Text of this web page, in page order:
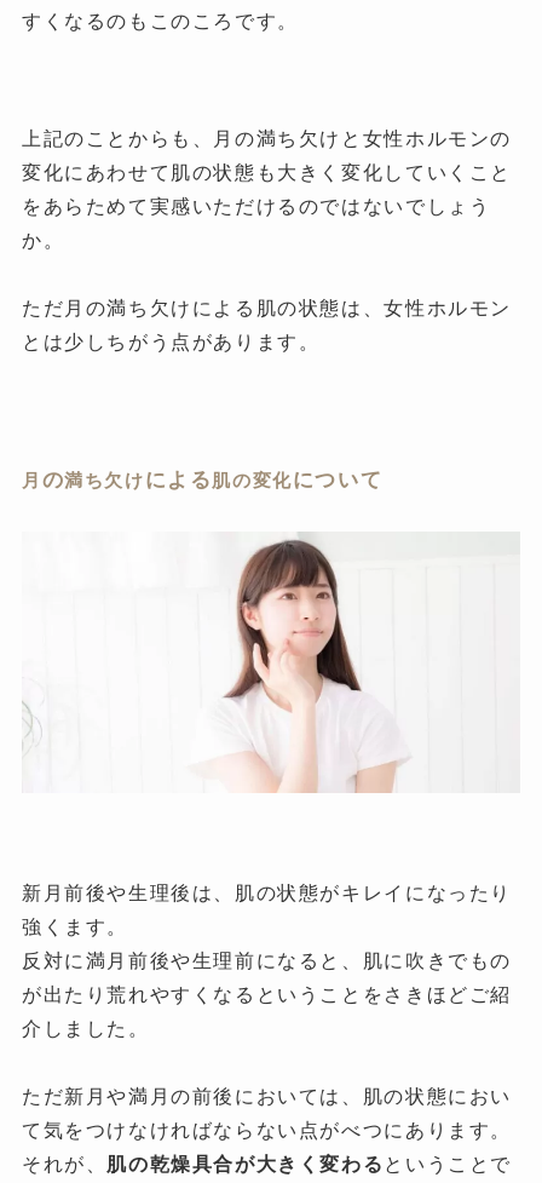
すくなるのもこのころです。
上記のことからも、月の満ち欠けと女性ホルモンの
変化にあわせて肌の状態も大きく変化していくこと
をあらためて実感いただけるのではないでしょう
か。
ただ月の満ち欠けによる肌の状態は、女性ホルモン
とは少しちがう点があります。
月 の満ち欠けによる肌の変化について
新月前後や生理後は、肌の状態がキレイになったり
強くます。
反対に満月前後や生理前になると、肌に吹きでもの
が出たり荒れやすくなるということをさきほどご紹
介しました。
ただ新月や満月の前後においては、肌の状態におい
て気をつけなければならない点がべつにあります。
それが、 肌の乾燥具合が大きく変わる ということで